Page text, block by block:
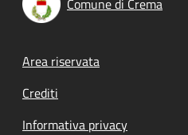
Comune di Crema
Footer menu
Area riservata
Crediti
Informativa privacy